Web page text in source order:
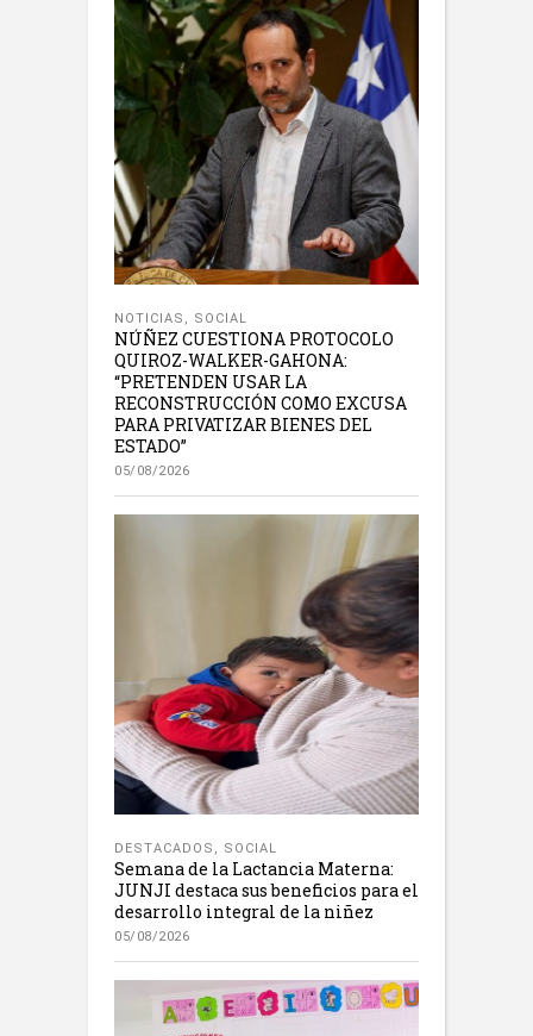
NOTICIAS , SOCIAL
NÚÑEZ CUESTIONA PROTOCOLO
QUIROZ-WALKER-GAHONA:
“PRETENDEN USAR LA
RECONSTRUCCIÓN COMO EXCUSA
PARA PRIVATIZAR BIENES DEL
ESTADO”
05/08/2026
DESTACADOS SOCIAL
Semana de la Lactancia Materna:
JUNJI destaca sus beneficios para el
desarrollo integral de la niñez
05/08/2026